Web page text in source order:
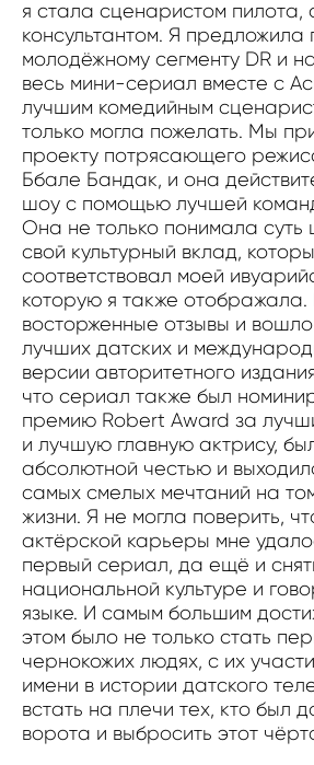
я стала сценаристом пилота,
консультантом. Я предложила
молодёжному сегменту DR и
весь мини-сериал вместе с
лучшим комедийным
только могла пожелать. Мы
проекту потрясающего
Ббале Бандак, и она
шоу с помощью лучшей
Она не только понимала суть
свой культурный вклад,
соответствовал моей
которую я также
восторженные отзывы и вошло
лучших датских и
версии авторитетного
что сериал также был
премию Robert Award за
и лучшую главную актрису,
абсолютной честью и
самых смелых мечтаний на
жизни. Я не могла поверить,
актёрской карьеры мне
первый сериал, да ещё и
национальной культуре и
языке. И самым большим
этом было не только стать
чернокожих людях, с их
имени в истории датского
встать на плечи тех, кто был
ворота и выбросить этот